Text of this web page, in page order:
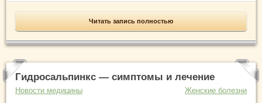
Читать запись полностью
Гидросальпинкс — симптомы и лечение
Новости медицины Женские болезни